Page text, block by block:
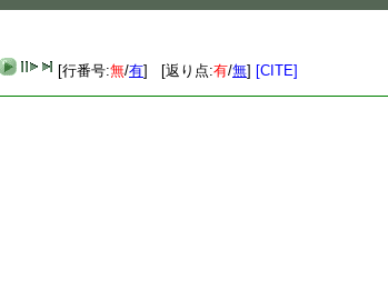
[行番号:無/有] [返り点:有/無] [CITE]